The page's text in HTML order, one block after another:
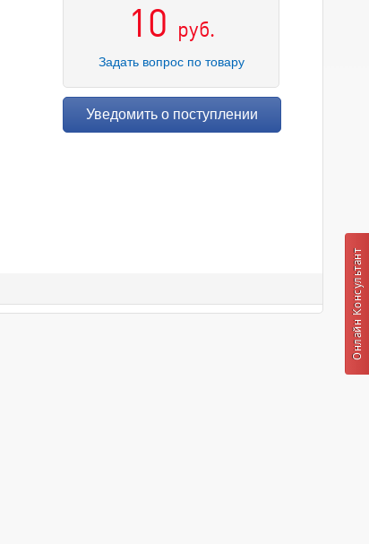
10 руб.
Задать вопрос по товару
Уведомить о поступлении